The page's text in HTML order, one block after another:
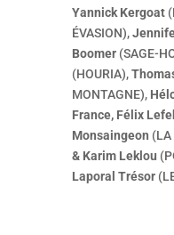
Yannick Kergoat
ÉVASION),
Boomer(SAGE-
(HOURIA),
MONTAGNE),
France, Félix
Monsaingeon (LA
& Karim Leklou
Laporal Trésor